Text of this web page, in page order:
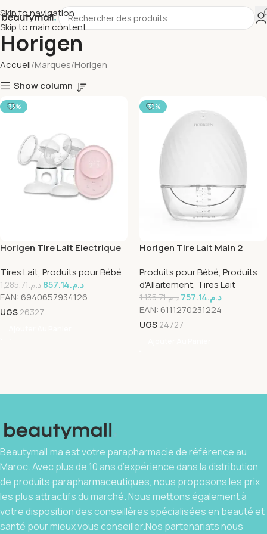
Skip to navigation
Skip to main content
Horigen
Accueil Marques Horigen
Show column
-33%
Horigen Tire Lait Electrique
Tires Lait, Produits pour Bébé
د.م.1,285.71 د.م.857.14
EAN: 6940657934126
UGS 26327
-33%
Horigen Tire Lait Main 2
Produits pour Bébé, Produits
d'Allaitement, Tires Lait
د.م.1,135.71 د.م.757.14
EAN: 6111270231224
UGS 24727
Beautymall.ma est votre parapharmacie de référence au
Maroc. Avec plus de 10 ans d’expérience dans la distribution
de produits parapharmaceutiques, nous proposons les prix
les plus attractifs du marché. Nous mettons également à
votre disposition des conseillères spécialisées en beauté et
santé pour mieux vous conseiller.Nos partenariats nous